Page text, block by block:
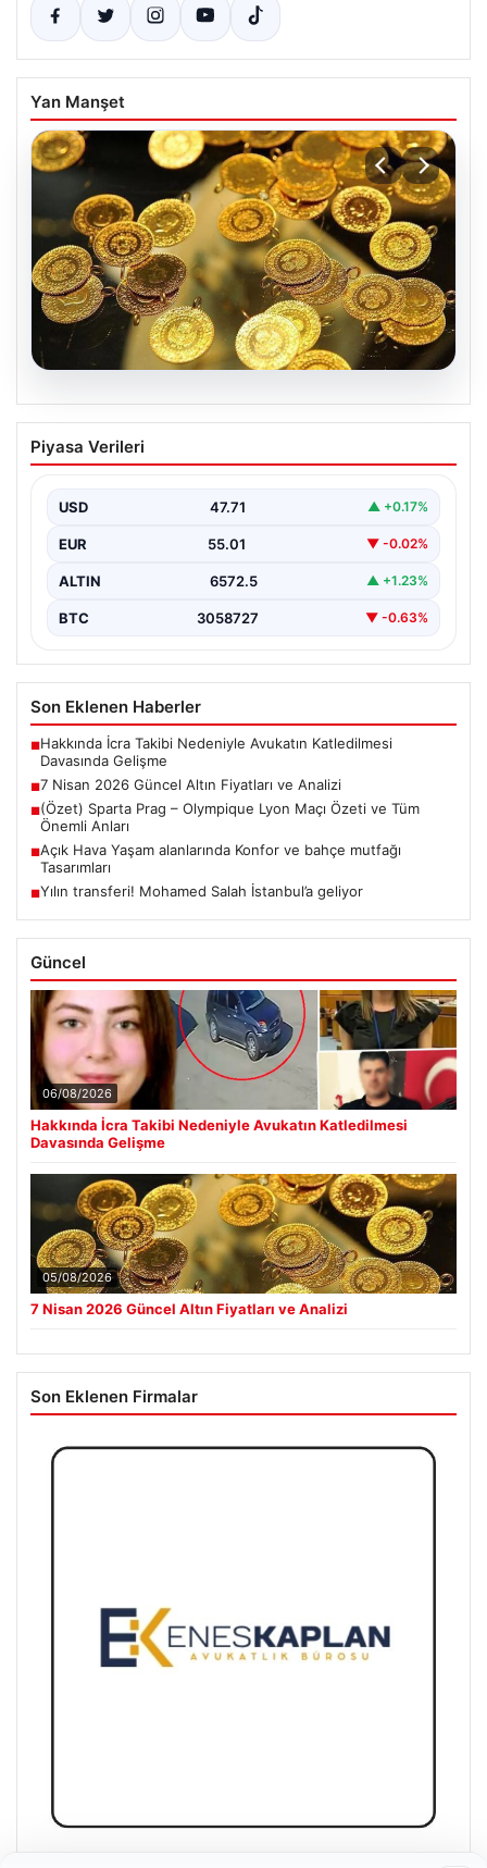
Yan Manşet
7 Nisan 2026 Güncel Altın Fiyatları ve
Analizi
bölgesel gerilimler nedeniyle dalgalı seyirler yaşamaya
devam ediyor.…
Piyasa Verileri
USD 47.71 ▲ +0.17%
EUR 55.01 ▼ -0.02%
ALTIN 6572.5 ▲ +1.23%
BTC 3058727 ▼ -0.63%
Son Eklenen Haberler
■Hakkında İcra Takibi Nedeniyle Avukatın Katledilmesi
Davasında Gelişme
■7 Nisan 2026 Güncel Altın Fiyatları ve Analizi
■(Özet) Sparta Prag – Olympique Lyon Maçı Özeti ve Tüm
Önemli Anları
■Açık Hava Yaşam alanlarında Konfor ve bahçe mutfağı
Tasarımları
■Yılın transferi! Mohamed Salah İstanbul’a geliyor
Güncel
06/08/2026
Hakkında İcra Takibi Nedeniyle Avukatın Katledilmesi
Davasında Gelişme
05/08/2026
7 Nisan 2026 Güncel Altın Fiyatları ve Analizi
Son Eklenen Firmalar